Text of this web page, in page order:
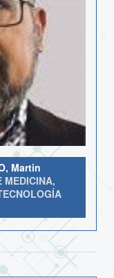
Martin
MEDICINA,